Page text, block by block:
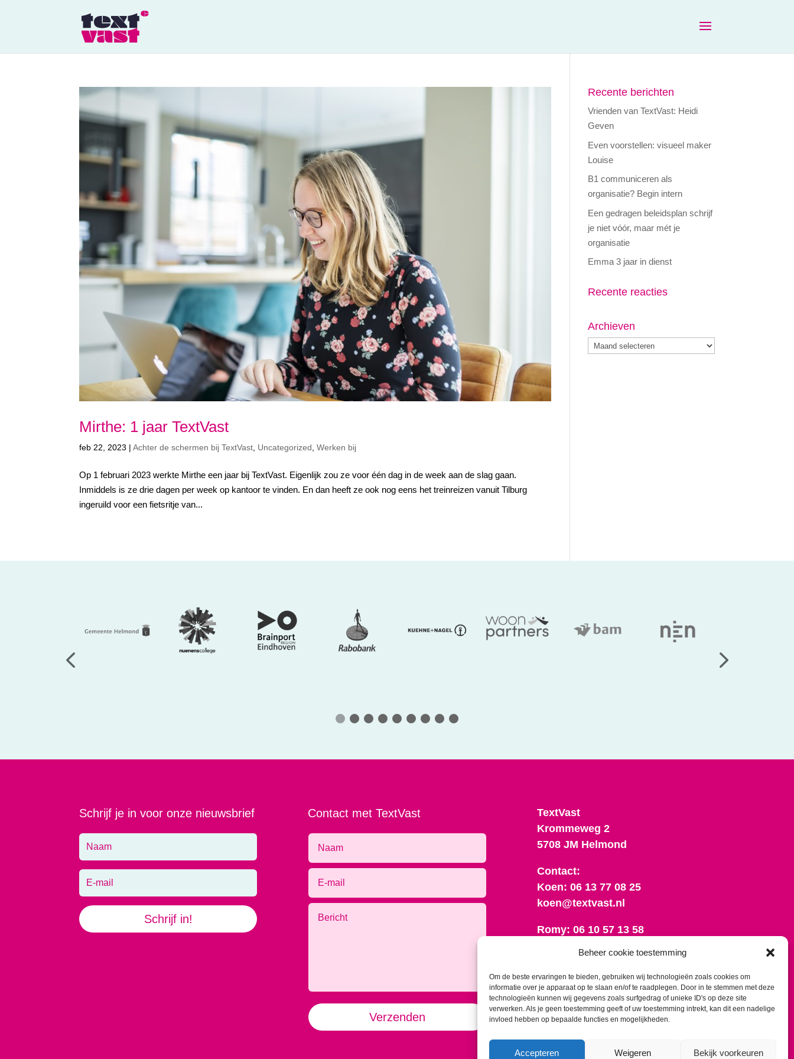
Beheer cookie toestemming
Om de beste ervaringen te bieden, gebruiken wij technologieën zoals cookies om
informatie over je apparaat op te slaan en/of te raadplegen. Door in te stemmen met deze
technologieën kunnen wij gegevens zoals surfgedrag of unieke ID's op deze site
verwerken. Als je geen toestemming geeft of uw toestemming intrekt, kan dit een nadelige
invloed hebben op bepaalde functies en mogelijkheden.
Accepteren Weigeren Bekijk voorkeuren
Mirthe: 1 jaar TextVast
feb 22, 2023 |Achter de schermen bij TextVast Uncategorized ,Werken bij
Op 1 februari 2023 werkte Mirthe een jaar bij TextVast. Eigenlijk zou ze voor één dag in de week aan de slag gaan.
Inmiddels is ze drie dagen per week op kantoor te vinden. En dan heeft ze ook nog eens het treinreizen vanuit Tilburg
ingeruild voor een fietsritje van...
Recente berichten
Vrienden van TextVast: Heidi
Geven
Even voorstellen: visueel maker
Louise
B1 communiceren als
organisatie? Begin intern
Een gedragen beleidsplan schrijf
je niet vóór, maar mét je
organisatie
Emma 3 jaar in dienst
Recente reacties
Archieven
Archieven
Schrijf je in voor onze nieuwsbrief
Schrijf in!
Contact met TextVast
Verzenden
Alternative:
TextVast
Krommeweg 2
5708 JM Helmond
Contact:
Koen: 06 13 77 08 25
koen@textvast.nl
Romy: 06 10 57 13 58
Onze algemene voorwaarden